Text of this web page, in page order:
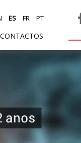
CONTACTOS
ES FR PT